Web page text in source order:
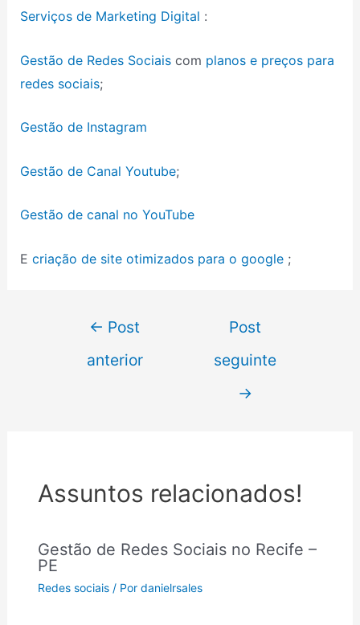
Serviços de Marketing Digital :
Gestão de Redes Sociaiscom planos e preços para
redes sociais;
Gestão de Instagram
Gestão de Canal Youtube;
Gestão de canal no YouTube
E criação de site otimizados para o google;
← Post
anterior
Post
seguinte
→
Assuntos relacionados!
Gestão de Redes Sociais no Recife –
PE
Redes sociais / Pordanielrsales